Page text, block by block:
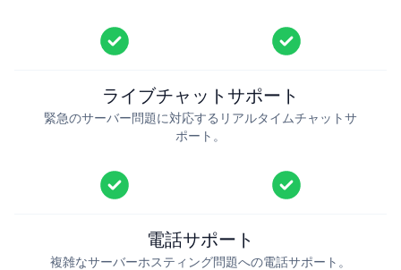
ライブチャットサポート
緊急のサーバー問題に対応するリアルタイムチャットサ
ポート。
電話サポート
複雑なサーバーホスティング問題への電話サポート。